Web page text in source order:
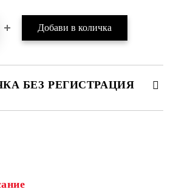
БЕЗ РЕГИСТРАЦИЯ